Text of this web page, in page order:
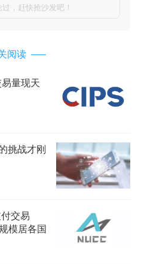
，赶快抢沙发吧！
阅读
量现天
挑战才刚
交易
模居各国